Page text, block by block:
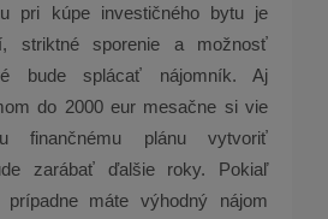
pri kúpe investičného bytu je
striktné sporenie a možnosť
bude splácať nájomník. Aj
do 2000 eur mesačne si vie
finančnému plánu vytvoriť
zarábať ďalšie roky. Pokiaľ
máte výhodný nájom